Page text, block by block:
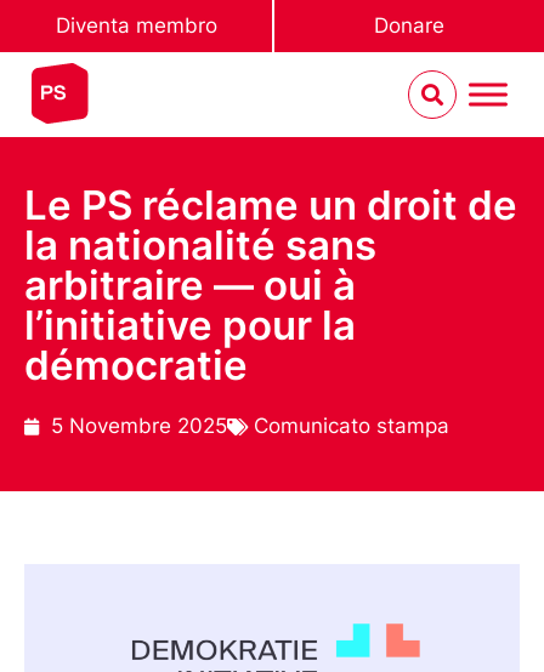
Diventa membro Donare
Le PS réclame un droit de
la nationalité sans
arbitraire — oui à
l’initiative pour la
démocratie
5 Novembre 2025 Comunicato stampa